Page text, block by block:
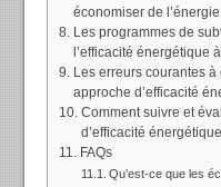
économiser de
Les programmes de
l’efficacité énergétique
Les erreurs courantes à
approche d’efficacité
Comment suivre et
d’efficacité
FAQs
Qu’est-ce que les